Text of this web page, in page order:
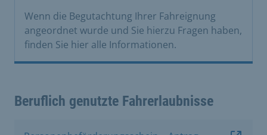
Wenn die Begutachtung Ihrer Fahreignung
angeordnet wurde und Sie hierzu Fragen haben,
finden Sie hier alle Informationen.
Beruflich genutzte Fahrerlaubnisse